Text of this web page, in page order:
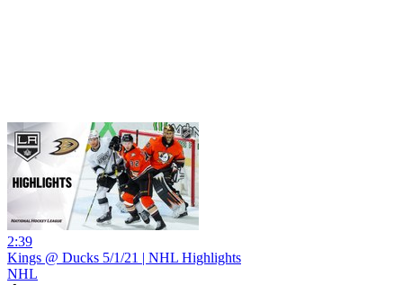
2:39
Kings @ Ducks 5/1/21 | NHL Highlights
NHL